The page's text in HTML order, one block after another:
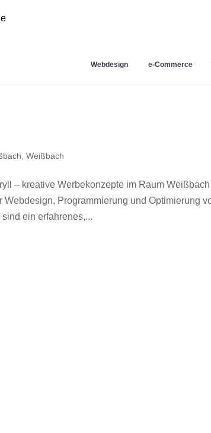
Webdesign e-Commerce
,Weißbach
– kreative Werbekonzepte im Raum
Programmierung und Optimierung
ein erfahrenes,...